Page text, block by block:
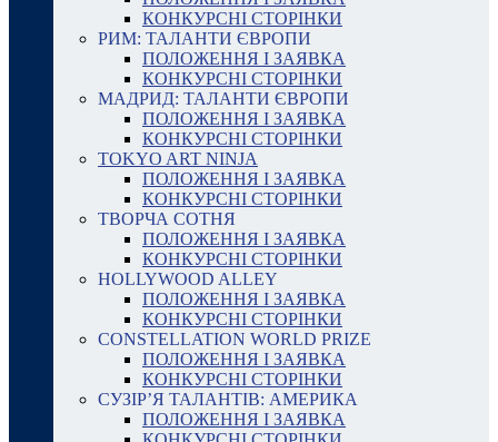
КОНКУРСНІ СТОРІНКИ
РИМ: ТАЛАНТИ ЄВРОПИ
ПОЛОЖЕННЯ І ЗАЯВКА
КОНКУРСНІ СТОРІНКИ
МАДРИД: ТАЛАНТИ ЄВРОПИ
ПОЛОЖЕННЯ І ЗАЯВКА
КОНКУРСНІ СТОРІНКИ
TOKYO ART NINJA
ПОЛОЖЕННЯ І ЗАЯВКА
КОНКУРСНІ СТОРІНКИ
ТВОРЧА СОТНЯ
ПОЛОЖЕННЯ І ЗАЯВКА
КОНКУРСНІ СТОРІНКИ
HOLLYWOOD ALLEY
ПОЛОЖЕННЯ І ЗАЯВКА
КОНКУРСНІ СТОРІНКИ
CONSTELLATION WORLD PRIZE
ПОЛОЖЕННЯ І ЗАЯВКА
КОНКУРСНІ СТОРІНКИ
СУЗІР’Я ТАЛАНТІВ: АМЕРИКА
ПОЛОЖЕННЯ І ЗАЯВКА